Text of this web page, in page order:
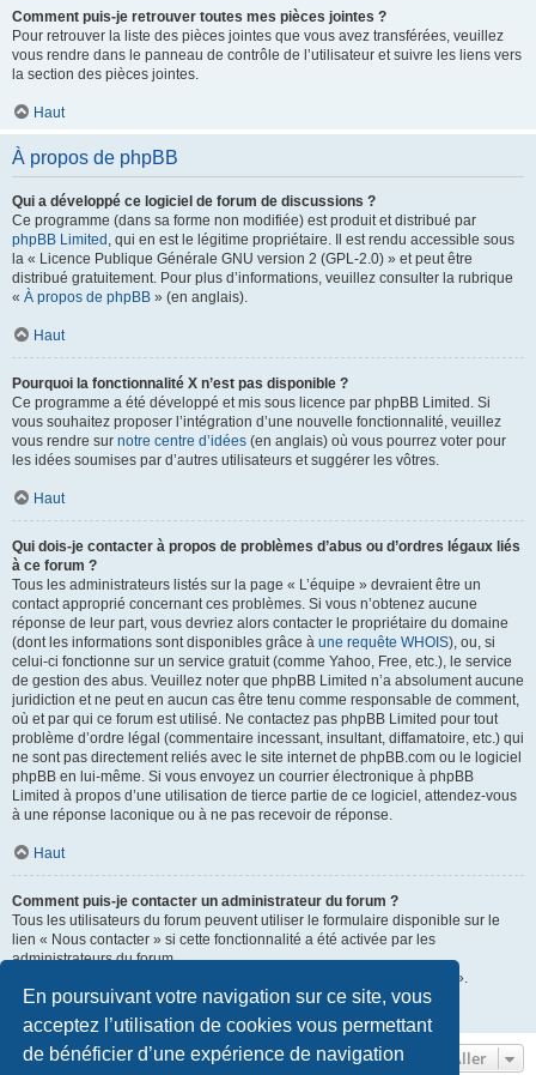
En poursuivant votre navigation sur ce site, vous
acceptez l’utilisation de cookies vous permettant
de bénéficier d’une expérience de navigation
Comment puis-je retrouver toutes mes pièces jointes ?
Pour retrouver la liste des pièces jointes que vous avez transférées, veuillez
vous rendre dans le panneau de contrôle de l’utilisateur et suivre les liens vers
la section des pièces jointes.
Haut
À propos de phpBB
Qui a développé ce logiciel de forum de discussions ?
Ce programme (dans sa forme non modifiée) est produit et distribué par
phpBB Limited , qui en est le légitime propriétaire. Il est rendu accessible sous
la « Licence Publique Générale GNU version 2 (GPL-2.0) » et peut être
distribué gratuitement. Pour plus d’informations, veuillez consulter la rubrique
« À propos de phpBB » (en anglais).
Haut
Pourquoi la fonctionnalité X n’est pas disponible ?
Ce programme a été développé et mis sous licence par phpBB Limited. Si
vous souhaitez proposer l’intégration d’une nouvelle fonctionnalité, veuillez
vous rendre sur notre centre d’idées (en anglais) où vous pourrez voter pour
les idées soumises par d’autres utilisateurs et suggérer les vôtres.
Haut
Qui dois-je contacter à propos de problèmes d’abus ou d’ordres légaux liés
à ce forum ?
Tous les administrateurs listés sur la page « L’équipe » devraient être un
contact approprié concernant ces problèmes. Si vous n’obtenez aucune
réponse de leur part, vous devriez alors contacter le propriétaire du domaine
(dont les informations sont disponibles grâce à une requête WHOIS), ou, si
celui-ci fonctionne sur un service gratuit (comme Yahoo, Free, etc.), le service
de gestion des abus. Veuillez noter que phpBB Limited n’a absolument aucune
juridiction et ne peut en aucun cas être tenu comme responsable de comment,
où et par qui ce forum est utilisé. Ne contactez pas phpBB Limited pour tout
problème d’ordre légal (commentaire incessant, insultant, diffamatoire, etc.) qui
ne sont pas directement reliés avec le site internet de phpBB.com ou le logiciel
phpBB en lui-même. Si vous envoyez un courrier électronique à phpBB
Limited à propos d’une utilisation de tierce partie de ce logiciel, attendez-vous
à une réponse laconique ou à ne pas recevoir de réponse.
Haut
Comment puis-je contacter un administrateur du forum ?
Tous les utilisateurs du forum peuvent utiliser le formulaire disponible sur le
lien « Nous contacter » si cette fonctionnalité a été activée par les
administrateurs du forum.
Les membres du forum peuvent également utiliser le lien « L’équipe ».
Aller